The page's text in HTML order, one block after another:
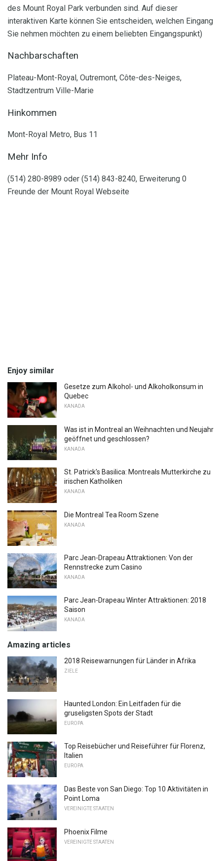
des Mount Royal Park verbunden sind. Auf dieser
interaktiven Karte können Sie entscheiden, welchen Eingang
Sie nehmen möchten zu einem beliebten Eingangspunkt)
Nachbarschaften
Plateau-Mont-Royal, Outremont, Côte-des-Neiges,
Stadtzentrum Ville-Marie
Hinkommen
Mont-Royal Metro, Bus 11
Mehr Info
(514) 280-8989 oder (514) 843-8240, Erweiterung 0
Freunde der Mount Royal Webseite
Enjoy similar
Gesetze zum Alkohol- und Alkoholkonsum in
Quebec
KANADA
Was ist in Montreal an Weihnachten und Neujahr
geöffnet und geschlossen?
KANADA
St. Patrick's Basilica: Montreals Mutterkirche zu
irischen Katholiken
KANADA
Die Montreal Tea Room Szene
KANADA
Parc Jean-Drapeau Attraktionen: Von der
Rennstrecke zum Casino
KANADA
Parc Jean-Drapeau Winter Attraktionen: 2018
Saison
KANADA
Amazing articles
2018 Reisewarnungen für Länder in Afrika
ZIELE
Haunted London: Ein Leitfaden für die
gruseligsten Spots der Stadt
EUROPA
Top Reisebücher und Reiseführer für Florenz,
Italien
EUROPA
Das Beste von San Diego: Top 10 Aktivitäten in
Point Loma
VEREINIGTE STAATEN
Phoenix Filme
VEREINIGTE STAATEN